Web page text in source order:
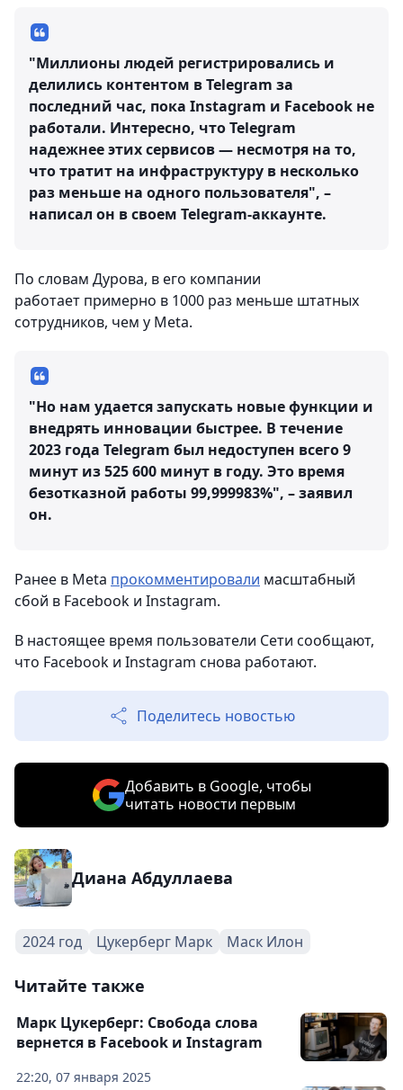
"Миллионы людей регистрировались и
делились контентом в Telegram за
последний час, пока Instagram и Facebook не
работали. Интересно, что Telegram
надежнее этих сервисов — несмотря на то,
что тратит на инфраструктуру в несколько
раз меньше на одного пользователя", –
написал он в своем Telegram-аккаунте.
По словам Дурова, в его компании
работает примерно в 1000 раз меньше штатных
сотрудников, чем у Meta.
"Но нам удается запускать новые функции и
внедрять инновации быстрее. В течение
2023 года Telegram был недоступен всего 9
минут из 525 600 минут в году. Это время
безотказной работы 99,999983%", – заявил
он.
Ранее в Meta прокомментировали масштабный
сбой в Facebook и Instagram.
В настоящее время пользователи Сети сообщают,
что Facebook и Instagram снова работают.
Поделитесь новостью
Добавить в Google, чтобы
читать новости первым
Диана Абдуллаева
2024 год Цукерберг Марк Маск Илон
Читайте также
22:20, 07 января 2025
Марк Цукерберг: Свобода слова
вернется в Facebook и Instagram